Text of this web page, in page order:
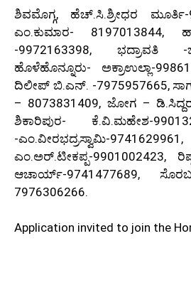
ಶಿವಮೊಗ್ಗ, ಹೆಚ್.ಸಿ.ಶ್ರೀಧರ ಮೂರ್ತಿ-
ಎಂ.ಕುಮಾರ- 8197013844,
-9972163398, ಭದ್ರಾವತಿ -
ಹೊಳೆಹೊನ್ನೂರು- ಅಕ್ರಾಉಲ್ಲಾ-
ದಿಲೀಪ್ ಬಿ.ಎನ್. -7975957665,
– 8073831409, ಜೋಗ –
ಶಿಕಾರಿಪುರ- ಕೆ.ವಿ.ಮಹೇಶ-
-ಎಂ.ವೀರಭದ್ರಸ್ವಾಮಿ-
ಎಂ.ಅರ್.ಟೀಕಪ್ಪ-
ಆಚಾರ್ಯ್-9741477689,
7976306266.
Application invited to join the